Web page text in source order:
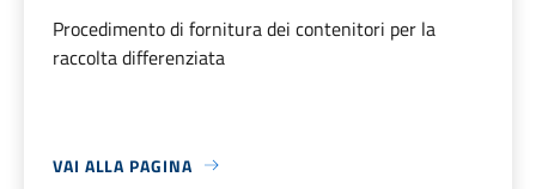
Procedimento di fornitura dei contenitori per la
raccolta differenziata
VAI ALLA PAGINA